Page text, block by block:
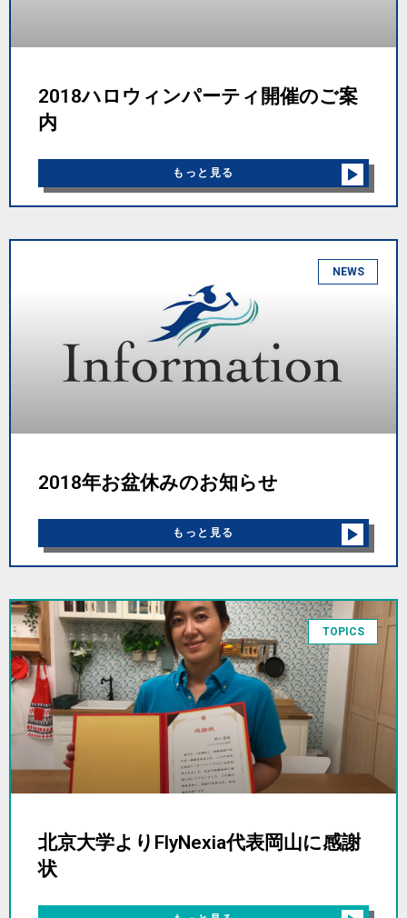
2018ハロウィンパーティ開催のご案
内
もっと見る
NEWS
2018年お盆休みのお知らせ
もっと見る
TOPICS
北京大学よりFlyNexia代表岡山に感謝
状